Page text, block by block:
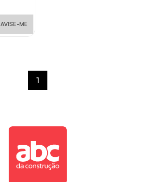
AVISE-ME
1